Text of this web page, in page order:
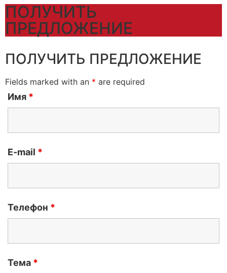
ПОЛУЧИТЬ
ПРЕДЛОЖЕНИЕ
ПОЛУЧИТЬ ПРЕДЛОЖЕНИЕ
Fields marked with an * are required
Имя *
E-mail *
Телефон *
Тема *